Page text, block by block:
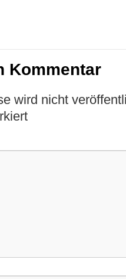
Kommentar
wird nicht